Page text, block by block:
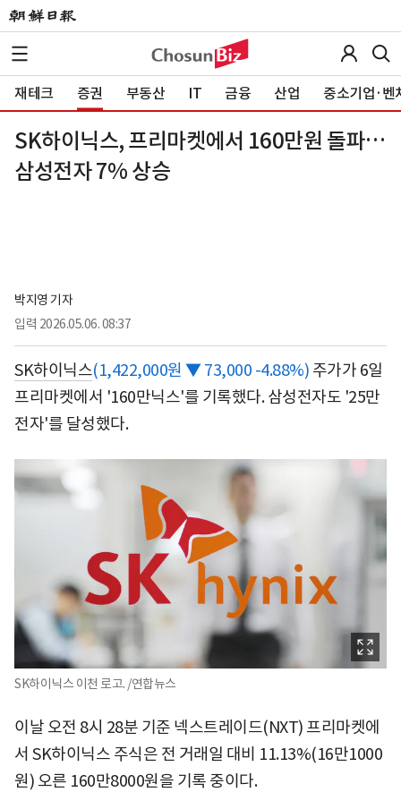
재테크 증권 부동산 IT 금융 산업 중소기업·벤
SK하이닉스, 프리마켓에서 160만원 돌파…
삼성전자 7% 상승
박지영 기자
입력 2026.05.06. 08:37
SK하이닉스(1,422,000원 ▼ 73,000 -4.88%) 주가가 6일
프리마켓에서 '160만닉스'를 기록했다. 삼성전자도 '25만
전자'를 달성했다.
SK하이닉스 이천 로고. /연합뉴스
이날 오전 8시 28분 기준 넥스트레이드(NXT) 프리마켓에
서 SK하이닉스 주식은 전 거래일 대비 11.13%(16만1000
원) 오른 160만8000원을 기록 중이다.